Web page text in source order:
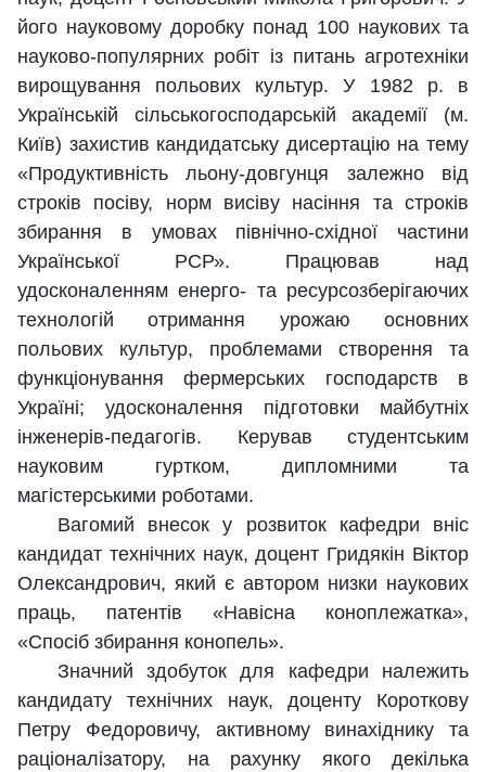
його науковому доробку понад 100 наукових та
науково-популярних робіт із питань агротехніки
вирощування польових культур. У 1982 р. в
Українській сільськогосподарській академії (м.
Київ) захистив кандидатську дисертацію на тему
«Продуктивність льону-довгунця залежно від
строків посіву, норм висіву насіння та строків
збирання в умовах північно-східної частини
Української РСР». Працював над
удосконаленням енерго- та ресурсозберігаючих
технологій отримання урожаю основних
польових культур, проблемами створення та
функціонування фермерських господарств в
Україні; удосконалення підготовки майбутніх
інженерів-педагогів. Керував студентським
науковим гуртком, дипломними та
магістерськими роботами.
Вагомий внесок у розвиток кафедри вніс
кандидат технічних наук, доцент Гридякін Віктор
Олександрович, який є автором низки наукових
праць, патентів «Навісна коноплежатка»,
«Спосіб збирання конопель».
Значний здобуток для кафедри належить
кандидату технічних наук, доценту Короткову
Петру Федоровичу, активному винахіднику та
раціоналізатору, на рахунку якого декілька